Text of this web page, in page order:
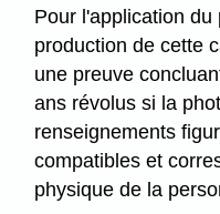
Pour l'application
production de cette
une preuve
ans révolus si la
renseignements
compatibles et
physique de la